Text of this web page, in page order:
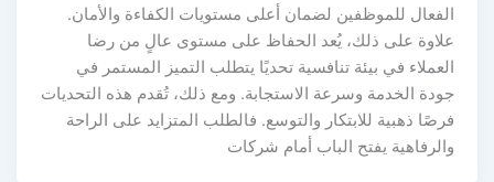
الفعال للموظفين لضمان أعلى مستويات الكفاءة والأمان.
علاوة على ذلك، يُعد الحفاظ على مستوى عالٍ من رضا
العملاء في بيئة تنافسية تحديًا يتطلب التميز المستمر في
جودة الخدمة وسرعة الاستجابة. ومع ذلك، تُقدم هذه التحديات
فرصًا ذهبية للابتكار والتوسع. فالطلب المتزايد على الراحة
والرفاهية يفتح الباب أمام شركات